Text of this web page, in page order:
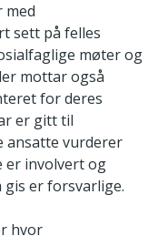
med
sett på felles
møter og
mottar også
for deres
er gitt til
ansatte vurderer
er involvert og
er forsvarlige.
hvor